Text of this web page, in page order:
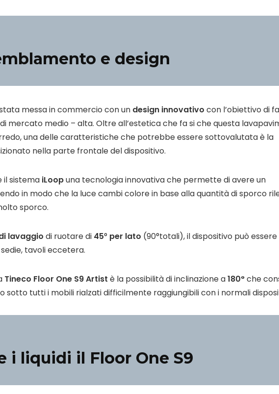
e design
messa in commercio con un design innovativo con l’obiettivo di
mercato medio – alta. Oltre all’estetica che fa si che questa
una delle caratteristiche che potrebbe essere sottovalutata è la
nella parte frontale del dispositivo.
il sistema iLoopuna tecnologia innovativa che permette di avere un
in modo che la luce cambi colore in base alla quantità di sporco
sporco.
lavaggio di ruotare di 45° per lato (90°totali), il dispositivo può essere
tavoli eccetera.
Tineco Floor One S9 Artist è la possibilità di inclinazione a180°che
sotto tutti i mobili rialzati difficilmente raggiungibili con i normali
i liquidi il Floor One S9